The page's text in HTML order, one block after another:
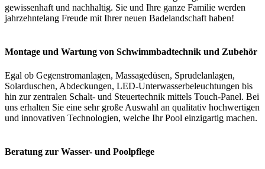
gewissenhaft und nachhaltig. Sie und Ihre ganze Familie werden
jahrzehntelang Freude mit Ihrer neuen Badelandschaft haben!
Montage und Wartung von Schwimmbadtechnik und Zubehör
Egal ob Gegenstromanlagen, Massagedüsen, Sprudelanlagen,
Solarduschen, Abdeckungen, LED-Unterwasserbeleuchtungen bis
hin zur zentralen Schalt- und Steuertechnik mittels Touch-Panel. Bei
uns erhalten Sie eine sehr große Auswahl an qualitativ hochwertigen
und innovativen Technologien, welche Ihr Pool einzigartig machen.
Beratung zur Wasser- und Poolpflege